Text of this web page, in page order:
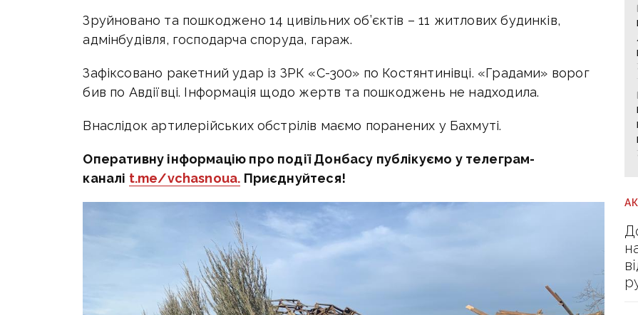
Зруйновано та пошкоджено 14 цивільних об’єктів – 11 житлових будинків,
адмінбудівля, господарча споруда, гараж.
Зафіксовано ракетний удар із ЗРК «С-300» по Костянтинівці. «Градами» ворог
бив по Авдіївці. Інформація щодо жертв та пошкоджень не надходила.
Внаслідок артилерійських обстрілів маємо поранених у Бахмуті.
Оперативну інформацію про події Донбасу публікуємо у телеграм-
каналі t.me/vchasnoua. Приєднуйтеся!